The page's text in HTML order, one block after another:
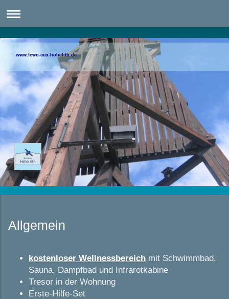
www.fewo-cux-hohelith.de
Allgemein
kostenloser Wellnessbereich mit Schwimmbad,
Sauna, Dampfbad und Infrarotkabine
Tresor in der Wohnung
Erste-Hilfe-Set